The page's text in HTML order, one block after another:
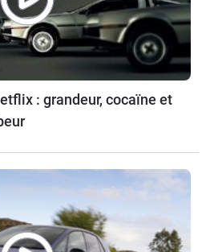
: grandeur, cocaïne et